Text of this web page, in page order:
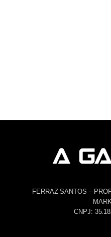
FERRAZ SANTOS –
CNPJ: